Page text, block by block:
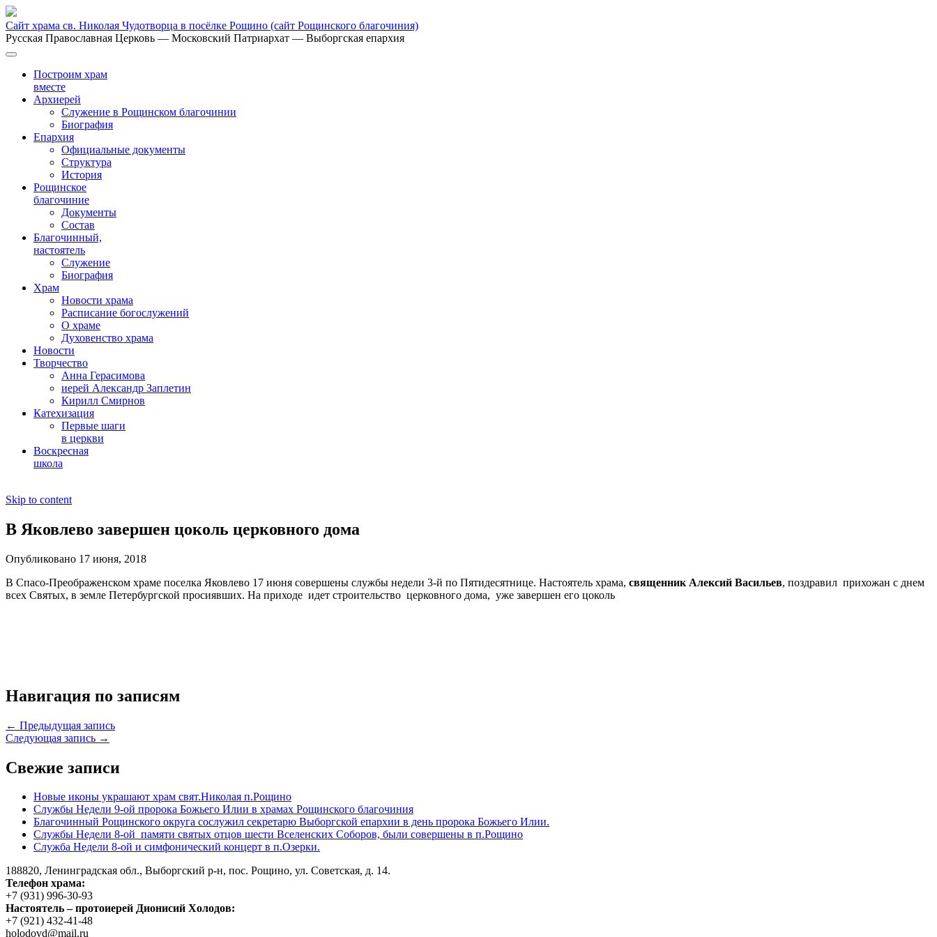
Сайт храма св. Николая Чудотворца в посёлке Рощино (сайт Рощинского благочиния)
Русская Православная Церковь — Московский Патриархат — Выборгская епархия
Построим храм
вместе
Архиерей
Служение в Рощинском благочинии
Биография
Епархия
Официальные документы
Структура
История
Рощинское
благочиние
Документы
Состав
Благочинный,
настоятель
Служение
Биография
Храм
Новости храма
Расписание богослужений
О храме
Духовенство храма
Новости
Творчество
Анна Герасимова
иерей Александр Заплетин
Кирилл Смирнов
Катехизация
Первые шаги
в церкви
Воскресная
школа
Skip to content
В Яковлево завершен цоколь церковного дома
Опубликовано 17 июня, 2018
В Спасо-Преображенском храме поселка Яковлево 17 июня совершены службы недели 3-й по Пятидесятнице. Настоятель храма, священник Алексий Васильев, поздравил прихожан с днем
всех Святых, в земле Петербургской просиявших. На приходе идет строительство церковного дома, уже завершен его цоколь
Навигация по записям
← Предыдущая запись
Следующая запись →
Свежие записи
Новые иконы украшают храм свят.Николая п.Рощино
Службы Недели 9-ой пророка Божьего Илии в храмах Рощинского благочиния
Благочинный Рощинского округа сослужил секретарю Выборгской епархии в день пророка Божьего Илии.
Службы Недели 8-ой памяти святых отцов шести Вселенских Соборов, были совершены в п.Рощино
Служба Недели 8-ой и симфонический концерт в п.Озерки.
188820, Ленинградская обл., Выборгский р-н, пос. Рощино, ул. Советская, д. 14.
Телефон храма:
+7 (931) 996-30-93
Настоятель – протоиерей Дионисий Холодов:
+7 (921) 432-41-48
holodovd@mail.ru